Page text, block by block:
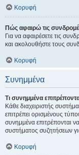
Κορυφή
Πώς αφαιρώ τις
Για να αφαιρέσετε τις
και ακολουθήστε τους
Κορυφή
Συνημμένα
Τι συνημμένα
Κάθε διαχειριστής
επιτρέπει ορισμένους
συνημμένα επιτρέπονται
συστήματος συζητήσεων
Κορυφή